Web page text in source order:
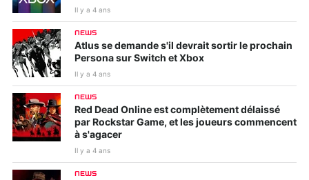
Il y a 4 ans
NEWS
Atlus se demande s'il devrait sortir le prochain
Persona sur Switch et Xbox
Il y a 4 ans
NEWS
Red Dead Online est complètement délaissé
par Rockstar Game, et les joueurs commencent
à s'agacer
Il y a 4 ans
NEWS